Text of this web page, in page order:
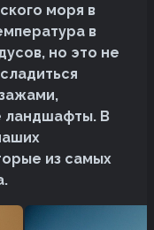
моря в
в
но это не
ландшафты. В
из самых